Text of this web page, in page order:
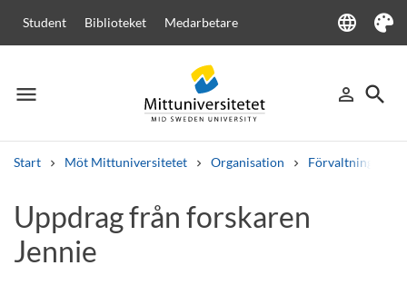
Student Biblioteket Medarbetare language
Language
Tema
menu
Meny person_outline
Logga in
search
Sök
Start Möt Mittuniversitetet Organisation Förvaltningen
Andra söktjänster
Kurser och program
Uppdrag från forskaren
Jennie